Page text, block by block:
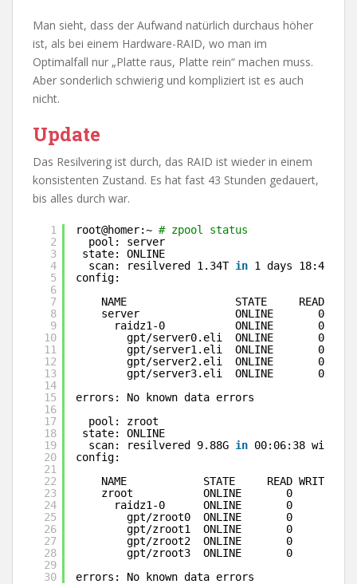
Man sieht, dass der Aufwand natürlich durchaus höher
ist, als bei einem Hardware-RAID, wo man im
Optimalfall nur „Platte raus, Platte rein“ machen muss.
Aber sonderlich schwierig und kompliziert ist es auch
nicht.
Update
Das Resilvering ist durch, das RAID ist wieder in einem
konsistenten Zustand. Es hat fast 43 Stunden gedauert,
bis alles durch war.
1
2
3
4
5
6
7
8
9
10
11
12
13
14
15
16
17
18
19
20
21
22
23
24
25
26
27
28
29
30
root@homer:~ # zpool status
pool: server
state: ONLINE
scan: resilvered 1.34T in 1 days 18:41:45
config:
NAME                 STATE     READ
server               ONLINE       0
raidz1-0           ONLINE       0
gpt/server0.eli  ONLINE       0
gpt/server1 .eli  ONLINE       0
gpt/server2.eli  ONLINE       0
gpt/server3.eli  ONLINE       0
errors: No known data errors
pool: zroot
state: ONLINE
scan: resilvered 9.88G in 00:06:38 with 0
config:
NAME            STATE     READ WRITE
zroot           ONLINE       0     0
raidz1-0      ONLINE       0     0
gpt/zroot0
ONLINE       0     0
gpt/zroot1
ONLINE       0     0
gpt/zroot2
ONLINE       0     0
gpt/zroot3
ONLINE       0     0
errors: No known data errors